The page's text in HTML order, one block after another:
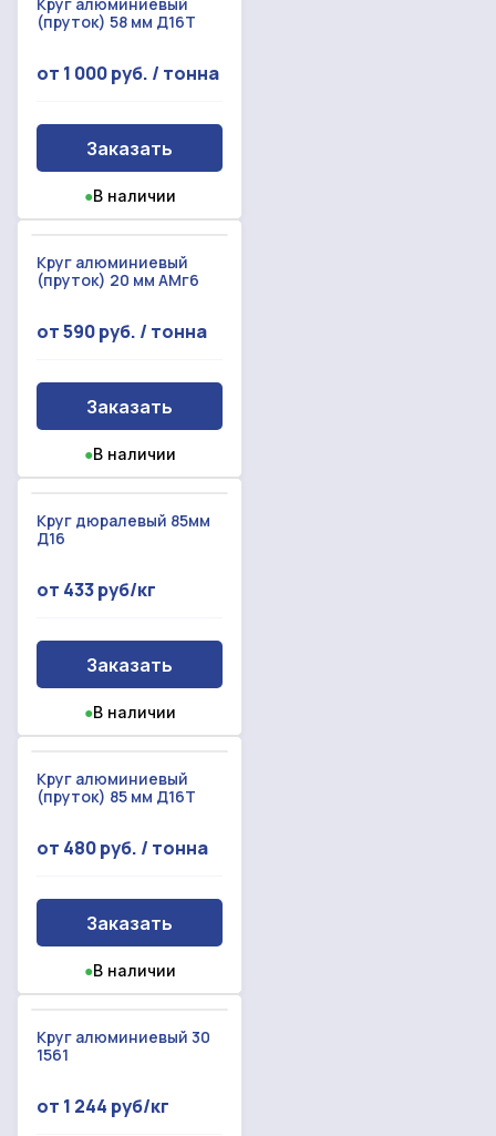
(пруток) 58 мм Д16Т
от 1 000 руб. / тонна
Заказать
●В наличии
Круг алюминиевый
(пруток) 20 мм АМг6
от 590 руб. / тонна
Заказать
●В наличии
Круг дюралевый 85мм
Д16
от 433 руб/кг
Заказать
●В наличии
Круг алюминиевый
(пруток) 85 мм Д16Т
от 480 руб. / тонна
Заказать
●В наличии
Круг алюминиевый 30
1561
от 1 244 руб/кг
Отправить запрос
Даю согласие на